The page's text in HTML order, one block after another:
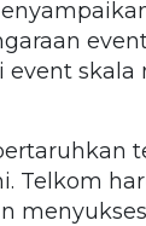
Telkom